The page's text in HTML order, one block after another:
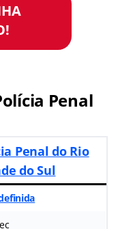
Penal
Penal do Rio
do Sul